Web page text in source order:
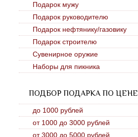
Подарок мужу
Подарок руководителю
Подарок нефтянику/газовику
Подарок строителю
Сувенирное оружие
Наборы для пикника
ПОДБОР ПОДАРКА ПО ЦЕНЕ
до 1000 рублей
от 1000 до 3000 рублей
от 3000 до 5000 рублей